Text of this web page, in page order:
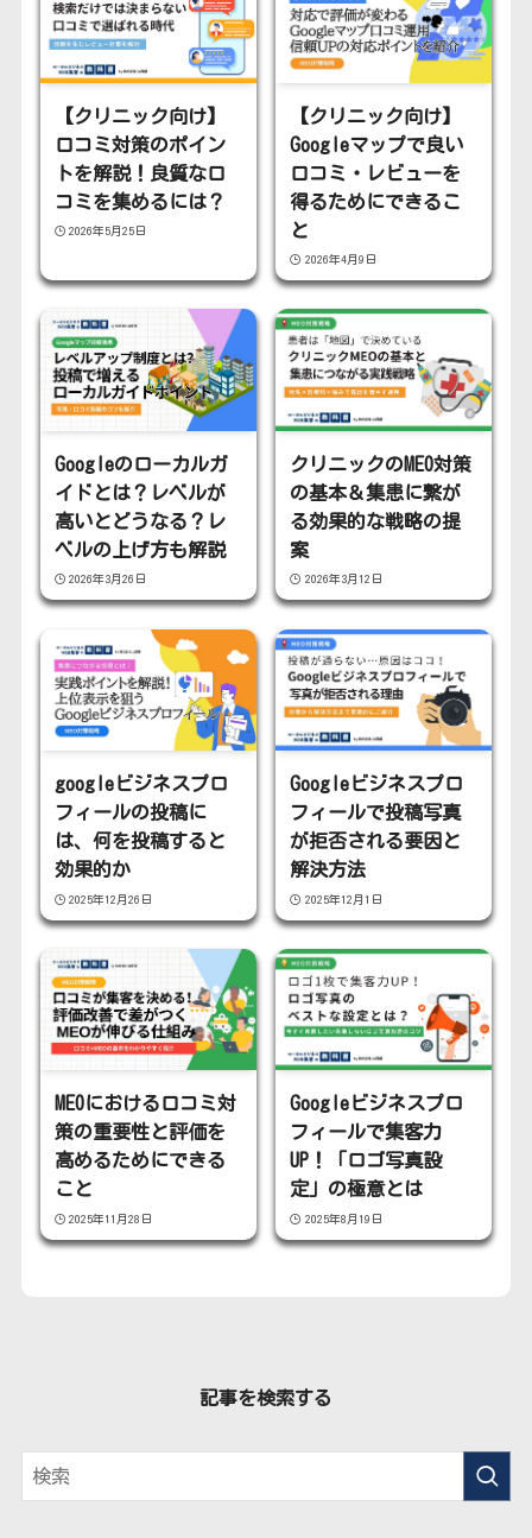
【クリニック向け】
口コミ対策のポイン
トを解説！良質な口
コミを集めるには？
2026年5月25日
【クリニック向け】
Googleマップで良い
口コミ・レビューを
得るためにできるこ
と
2026年4月9日
Googleのローカルガ
イドとは？レベルが
高いとどうなる？レ
ベルの上げ方も解説
2026年3月26日
クリニックのMEO対策
の基本＆集患に繋が
る効果的な戦略の提
案
2026年3月12日
googleビジネスプロ
フィールの投稿に
は、何を投稿すると
効果的か
2025年12月26日
Googleビジネスプロ
フィールで投稿写真
が拒否される要因と
解決方法
2025年12月1日
MEOにおける口コミ対
策の重要性と評価を
高めるためにできる
こと
2025年11月28日
Googleビジネスプロ
フィールで集客力
UP！「ロゴ写真設
定」の極意とは
2025年8月19日
記事を検索する